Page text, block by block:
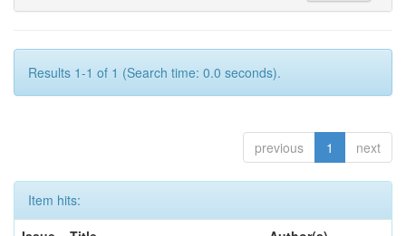
Results 1-1 of 1 (Search time: 0.0 seconds).
previous 1 next
Item hits: